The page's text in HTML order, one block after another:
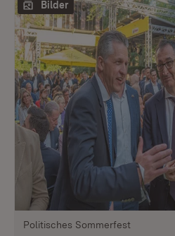
Bilder
Politisches Sommerfest